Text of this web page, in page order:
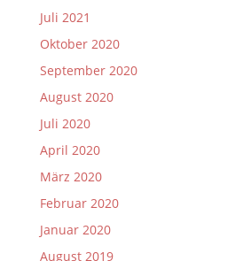
Juli 2021
Oktober 2020
September 2020
August 2020
Juli 2020
April 2020
März 2020
Februar 2020
Januar 2020
August 2019